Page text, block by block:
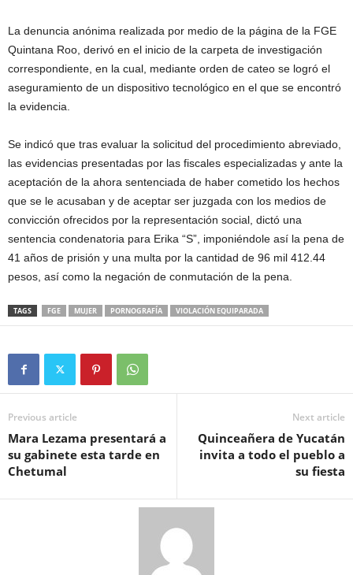
La denuncia anónima realizada por medio de la página de la FGE
Quintana Roo, derivó en el inicio de la carpeta de investigación
correspondiente, en la cual, mediante orden de cateo se logró el
aseguramiento de un dispositivo tecnológico en el que se encontró
la evidencia.
Se indicó que tras evaluar la solicitud del procedimiento abreviado,
las evidencias presentadas por las fiscales especializadas y ante la
aceptación de la ahora sentenciada de haber cometido los hechos
que se le acusaban y de aceptar ser juzgada con los medios de
convicción ofrecidos por la representación social, dictó una
sentencia condenatoria para Erika “S”, imponiéndole así la pena de
41 años de prisión y una multa por la cantidad de 96 mil 412.44
pesos, así como la negación de conmutación de la pena.
TAGS FGE MUJER PORNOGRAFÍA VIOLACIÓN EQUIPARADA
Previous article
Mara Lezama presentará a
su gabinete esta tarde en
Chetumal
Next article
Quinceañera de Yucatán
invita a todo el pueblo a
su fiesta